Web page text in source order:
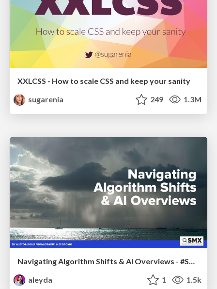
XXLCSS - How to scale CSS and keep your sanity
sugarenia
249 1.3M
Navigating Algorithm Shifts & AI Overviews - #SMXNext
aleyda
1 1.5k